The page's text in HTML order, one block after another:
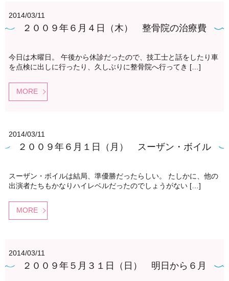
2014/03/11
２００９年６月４日（木） 整骨院の治療費
今日は木曜日。 午後から休診だったので、技工士と話をしたり車
を点検に出しに行ったり、久しぶりに整骨院へ行ってき […]
MORE
2014/03/11
２００９年６月１日（月） スーザン・ボイル
スーザン・ボイルは結局、準優勝だったらしい。 たしかに、他の
出演者たちもかなりハイレベルだったのでしょうがない […]
MORE
2014/03/11
２００９年５月３１日（日） 明日から６月